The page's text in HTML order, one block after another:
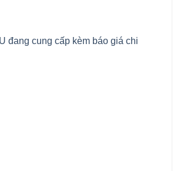
đang cung cấp kèm báo giá chi